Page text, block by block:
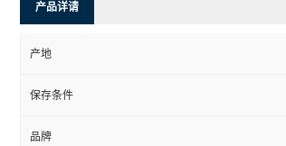
产品详请
产地
保存条件
品牌